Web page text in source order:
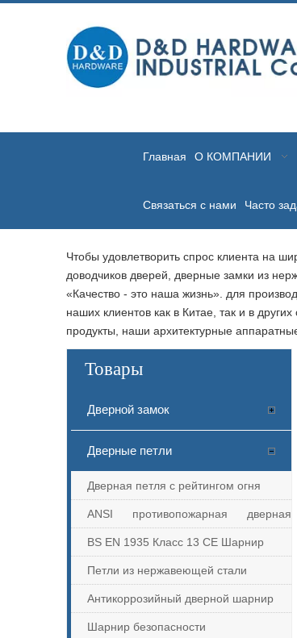
Главная О КОМПАНИИ
Связаться с нами Часто
Чтобы удовлетворить спрос клиента на
доводчиков дверей, дверные замки из
«Качество - это наша жизнь». для
наших клиентов как в Китае, так и в
продукты, наши архитектурные
Товары
Дверной замок
Дверные петли
Дверная петля с рейтингом огня
ANSI противопожарная дверная
петля
BS EN 1935 Класс 13 CE Шарнир
Петли из нержавеющей стали
Антикоррозийный дверной шарнир
Шарнир безопасности